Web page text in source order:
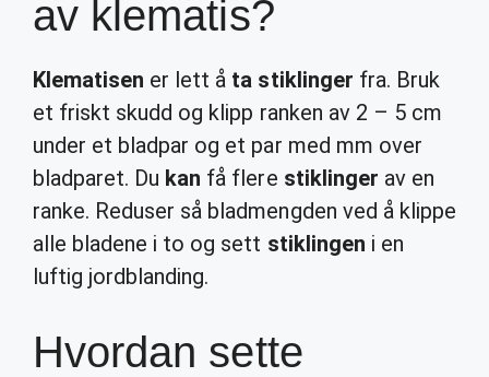
av klematis?
Klematisen er lett å ta stiklinger fra. Bruk
et friskt skudd og klipp ranken av 2 – 5 cm
under et bladpar og et par med mm over
bladparet. Du kan få flere stiklinger av en
ranke. Reduser så bladmengden ved å klippe
alle bladene i to og sett stiklingen i en
luftig jordblanding.
Hvordan sette